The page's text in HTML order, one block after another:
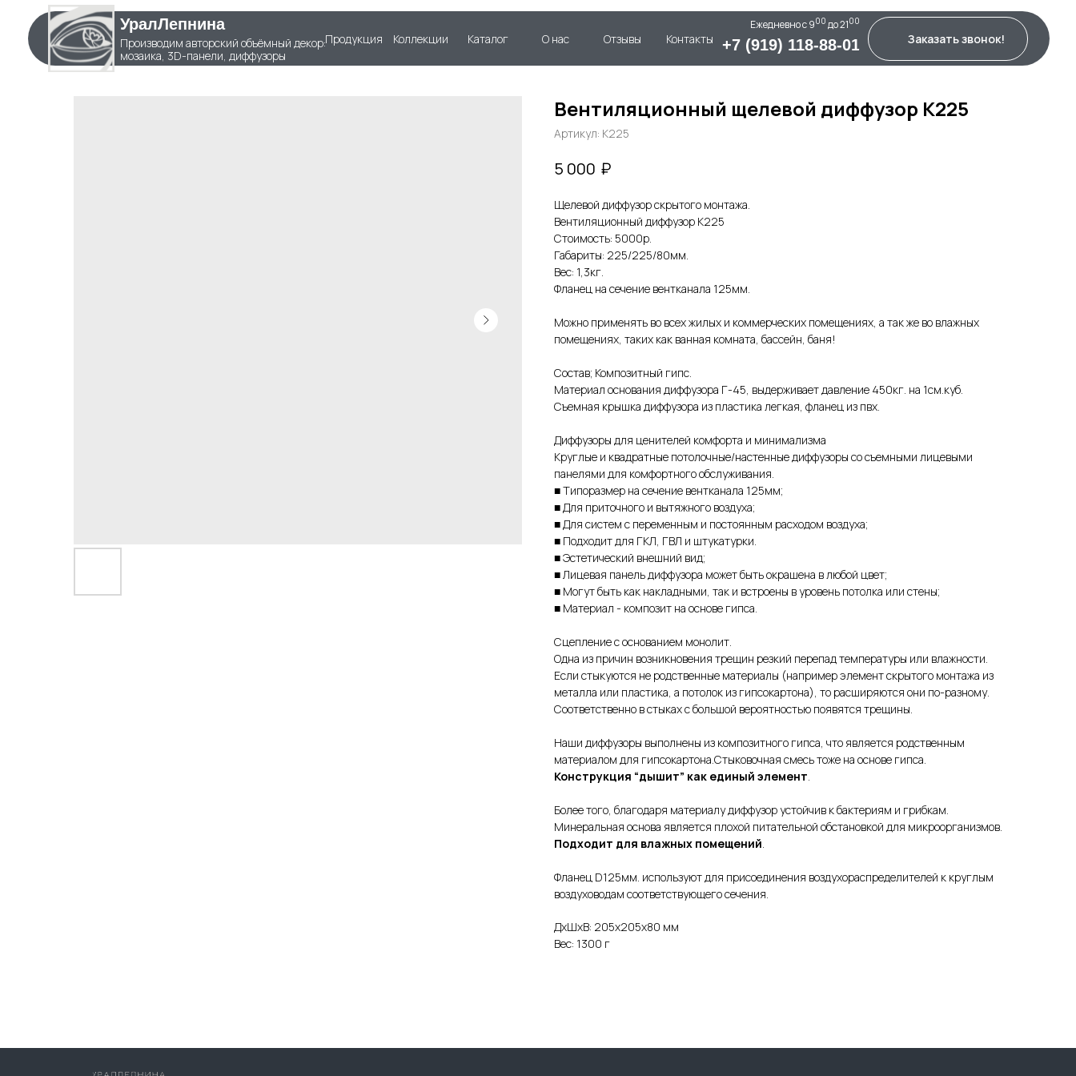
УралЛепнина
Производим авторский объёмный декор:
мозаика, 3D-панели, диффузоры
Заказать звонок!
+7 (919) 118-88-01
Ежедневно c 900 до 2100
Продукция Коллекции Каталог О нас Отзывы Контакты
Вентиляционный щелевой диффузор К225
Артикул: К225
5 000 ₽
Щелевой диффузор скрытого монтажа.
Вентиляционный диффузор К225
Стоимость: 5000р.
Габариты: 225/225/80мм.
Вес: 1,3кг.
Фланец на сечение вентканала 125мм.
Можно применять во всех жилых и коммерческих помещениях, а так же во влажных
помещениях, таких как ванная комната, бассейн, баня!
Состав; Композитный гипс.
Материал основания диффузора Г-45, выдерживает давление 450кг. на 1см.куб.
Съемная крышка диффузора из пластика легкая, фланец из пвх.
Диффузоры для ценителей комфорта и минимализма
Круглые и квадратные потолочные/настенные диффузоры со съемными лицевыми
панелями для комфортного обслуживания.
■ Типоразмер на сечение вентканала 125мм;
■ Для приточного и вытяжного воздуха;
■ Для систем с переменным и постоянным расходом воздуха;
■ Подходит для ГКЛ, ГВЛ и штукатурки.
■ Эстетический внешний вид;
■ Лицевая панель диффузора может быть окрашена в любой цвет;
■ Могут быть как накладными, так и встроены в уровень потолка или стены;
■ Материал - композит на основе гипса.
Сцепление с основанием монолит.
Одна из причин возникновения трещин резкий перепад температуры или влажности.
Если стыкуются не родственные материалы (например элемент скрытого монтажа из
металла или пластика, а потолок из гипсокартона), то расширяются они по-разному.
Соответственно в стыках с большой вероятностью появятся трещины.
Наши диффузоры выполнены из композитного гипса, что является родственным
материалом для гипсокартона.Стыковочная смесь тоже на основе гипса.
Конструкция “дышит” как единый элемент
Более того, благодаря материалу диффузор устойчив к бактериям и грибкам.
Минеральная основа является плохой питательной обстановкой для микроорганизмов.
Подходит для влажных помещений
Фланец D125мм. используют для присоединения воздухораспределителей к круглым
воздуховодам соответствующего сечения.
ДxШxВ: 205x205x80 мм
Вес: 1300 г